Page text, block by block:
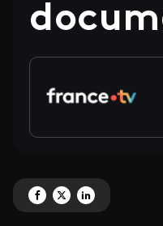
Partagez 'France Télévisions
Partagez 'France
Partagez 'France